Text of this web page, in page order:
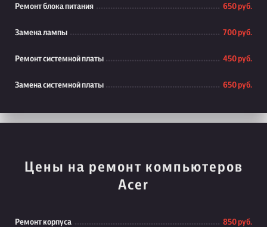
Ремонт блока питания 650 руб.
Замена лампы 700 руб.
Ремонт системной платы 450 руб.
Замена системной платы 650 руб.
Цены на ремонт компьютеров
Acer
Ремонт корпуса 850 руб.